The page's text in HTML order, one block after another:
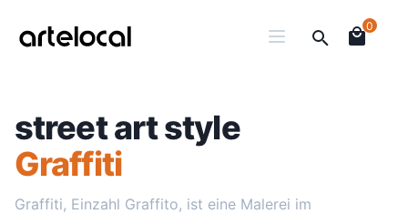
0
street art style
Graffiti
Graffiti, Einzahl Graffito, ist eine Malerei im